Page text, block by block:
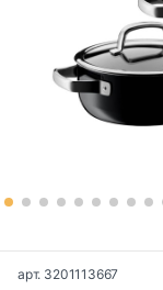
арт. 3201113667